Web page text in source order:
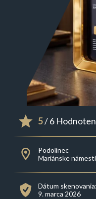
5/ 6
Podolínec
Mariánske
Dátum skenovania:
9. marca 2026